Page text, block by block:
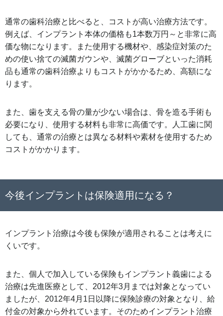
通常の歯科治療と比べると、コストが高い治療方法です。
例えば、インプラント本体の価格も1本数万円～と非常に高
価な物になります。また使用する機材や、感染症対策のた
めの使い捨ての滅菌ガウンや、滅菌グローブといった消耗
品も通常の歯科治療よりもコストがかかるため、高額にな
ります。
また、歯を支える骨の量が少ない場合は、骨を造る手術も
必要になり、使用する材料も非常に高価です。人工歯に関
しても、通常の治療とは異なる材料や素材を使用するため
コストがかかります。
今後インプラントは保険適用になる？
インプラント治療は今後も保険が適用されることは考えに
くいです。
また、個人で加入している保険もインプラント義歯による
治療は先進医療として、2012年3月までは対象となってい
ましたが、2012年4月1日以降に保険診療の対象となり、給
付金の対象から外れています。そのためインプラント治療